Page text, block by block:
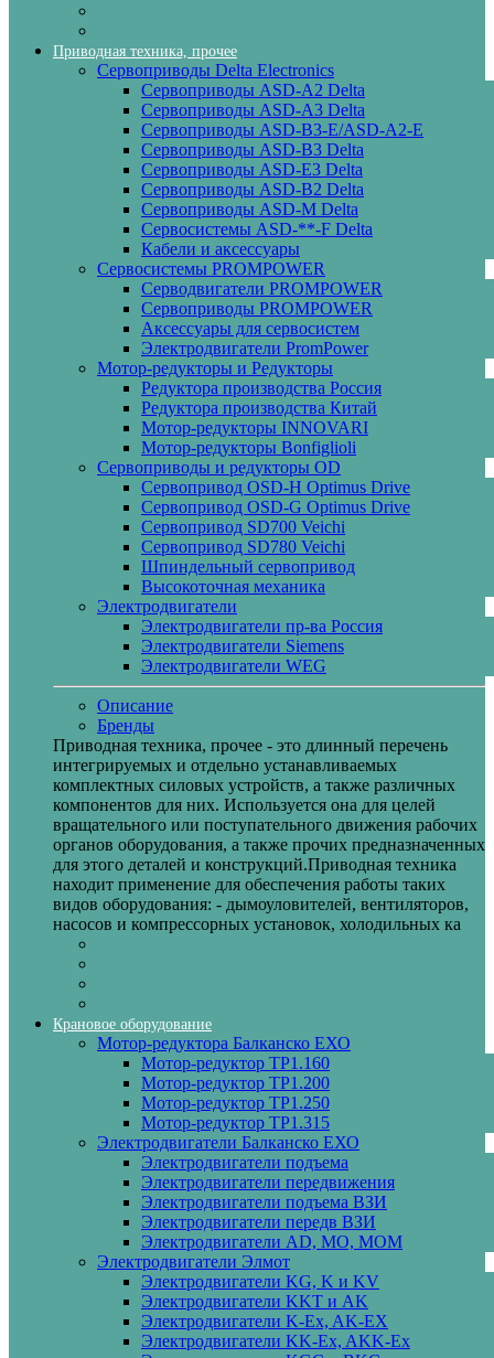
Приводная техника, прочее
Сервоприводы Delta Electronics
Сервоприводы ASD-A2 Delta
Сервоприводы ASD-A3 Delta
Сервоприводы ASD-B3-E/ASD-A2-E
Сервоприводы ASD-B3 Delta
Сервоприводы ASD-E3 Delta
Сервоприводы ASD-B2 Delta
Сервоприводы ASD-M Delta
Сервосистемы ASD-**-F Delta
Кабели и аксессуары
Сервосистемы PROMPOWER
Серводвигатели PROMPOWER
Сервоприводы PROMPOWER
Аксессуары для сервосистем
Электродвигатели PromPower
Мотор-редукторы и Редукторы
Редуктора производства Россия
Редуктора производства Китай
Мотор-редукторы INNOVARI
Мотор-редукторы Bonfiglioli
Сервоприводы и редукторы OD
Сервопривод OSD-H Optimus Drive
Сервопривод OSD-G Optimus Drive
Сервопривод SD700 Veichi
Сервопривод SD780 Veichi
Шпиндельный сервопривод
Высокоточная механика
Электродвигатели
Электродвигатели пр-ва Россия
Электродвигатели Siemens
Электродвигатели WEG
Описание
Бренды
Приводная техника, прочее - это длинный перечень
интегрируемых и отдельно устанавливаемых
комплектных силовых устройств, а также различных
компонентов для них. Используется она для целей
вращательного или поступательного движения рабочих
органов оборудования, а также прочих предназначенных
для этого деталей и конструкций.Приводная техника
находит применение для обеспечения работы таких
видов оборудования: - дымоуловителей, вентиляторов,
насосов и компрессорных установок, холодильных ка
Крановое оборудование
Мотор-редуктора Балканско ЕХО
Мотор-редуктор ТР1.160
Мотор-редуктор ТР1.200
Мотор-редуктор ТР1.250
Мотор-редуктор ТР1.315
Электродвигатели Балканско ЕХО
Электродвигатели подъема
Электродвигатели передвижения
Электродвигатели подъема ВЗИ
Электродвигатели передв ВЗИ
Электродвигатели AD, MO, MOM
Электродвигатели Элмот
Электродвигатели KG, K и KV
Электродвигатели KKT и AK
Электродвигатели K-Ex, AK-EX
Электродвигатели KK-Ex, AKK-Ex